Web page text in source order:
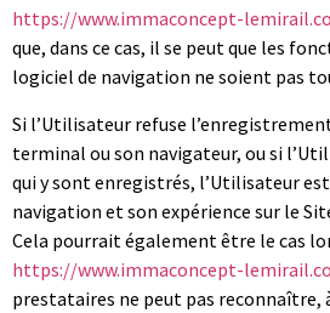
https://www.immaconcept-
que, dans ce cas, il se peut que les
logiciel de navigation ne soient pas
Si l’Utilisateur refuse
terminal ou son navigateur, ou si
qui y sont enregistrés, l’Utilisateur
navigation et son expérience sur le
Cela pourrait également être le cas
https://www.immaconcept-
prestataires ne peut pas reconnaître,